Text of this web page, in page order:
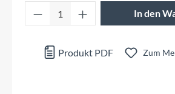
Produkt Anzahl: GibIn den
Produkt PDF Zum